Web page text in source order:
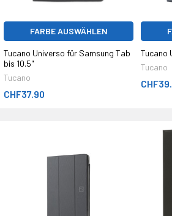
FARBE AUSWÄHLEN
Tucano Universo für Samsung Tab
bis 10.5"
Tucano
CHF37.90
Tucano
Tucano